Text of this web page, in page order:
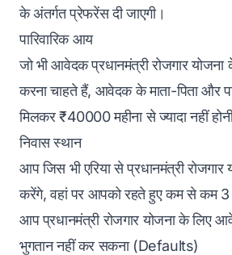
के अंतर्गत प्रेफरेंस दी जाएगी।
पारिवारिक आय
जो भी आवेदक प्रधानमंत्री रोजगार योजना
करना चाहते हैं, आवेदक के माता-पिता और
मिलकर ₹40000 महीना से ज्यादा नहीं
निवास स्थान
आप जिस भी एरिया से प्रधानमंत्री
करेंगे, वहां पर आपको रहते हुए कम से कम 3
आप प्रधानमंत्री रोजगार योजना के लिए
भुगतान नहीं कर सकना (Defaults)